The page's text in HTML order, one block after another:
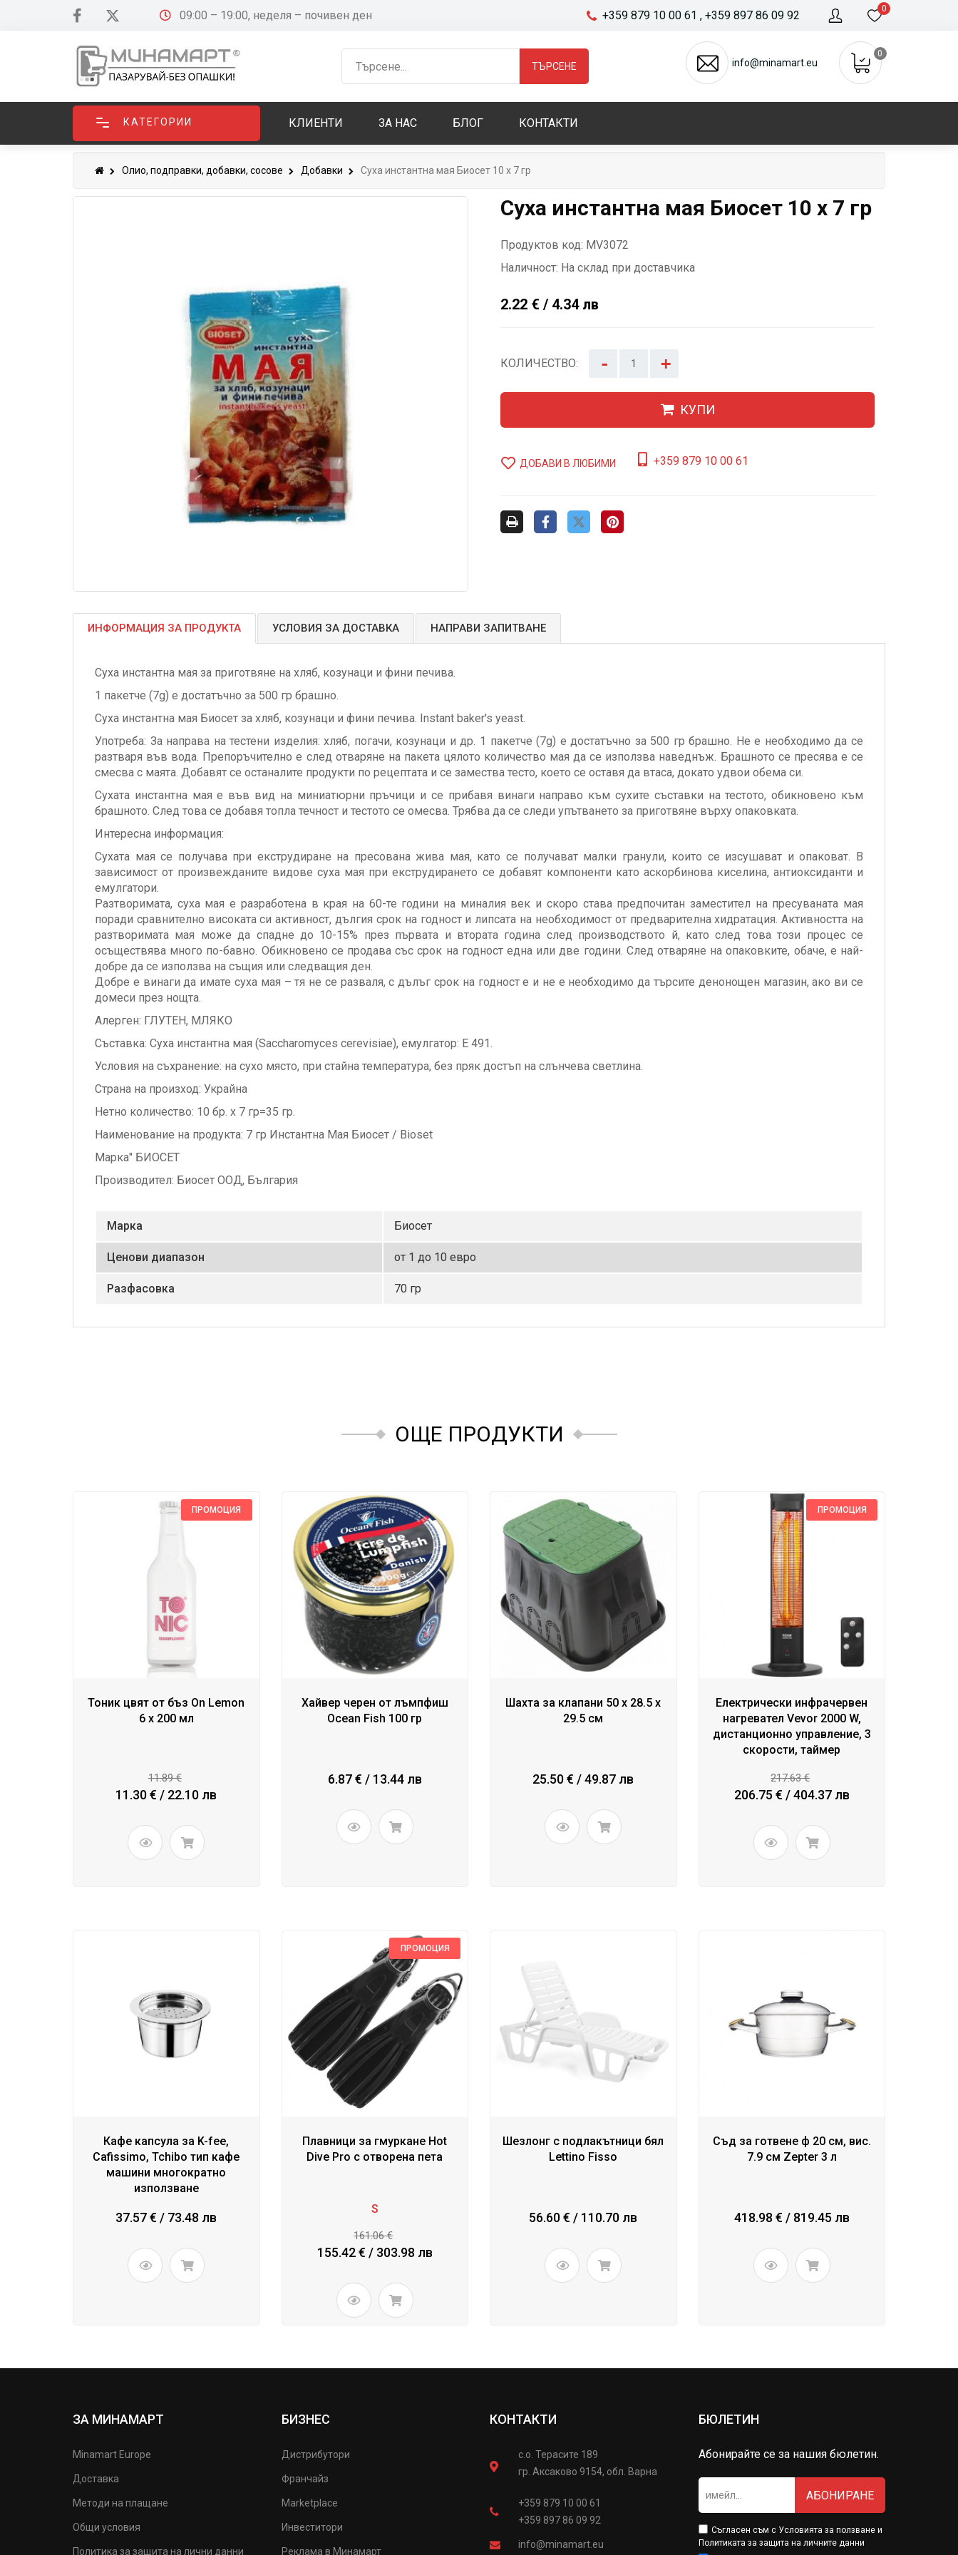
09:00 – 19:00, неделя – почивен ден 0
+359 879 10 00 61 , +359 897 86 09 92
ТЪРСЕНЕ info@minamart.eu
0
КАТЕГОРИИ КЛИЕНТИ ЗА НАС БЛОГ КОНТАКТИ
Олио, подправки, добавки, сосове Добавки Суха инстантна мая Биосет 10 x 7 гр
Суха инстантна мая Биосет 10 x 7 гр
Продуктов код: MV3072
Наличност: На склад при доставчика
2.22 € / 4.34 лв
КОЛИЧЕСТВО: - +
КУПИ
ДОБАВИ В ЛЮБИМИ +359 879 10 00 61
ИНФОРМАЦИЯ ЗА ПРОДУКТА УСЛОВИЯ ЗА ДОСТАВКА НАПРАВИ ЗАПИТВАНЕ
Суха инстантна мая за приготвяне на хляб, козунаци и фини печива.
1 пакетче (7g) е достатъчно за 500 гр брашно.
Суха инстантна мая Биосет за хляб, козунаци и фини печива. Instant baker's yeast.
Употреба: За направа на тестени изделия: хляб, погачи, козунаци и др. 1 пакетче (7g) е достатъчно за 500 гр брашно. Не е необходимо да се
разтваря във вода. Препоръчително е след отваряне на пакета цялото количество мая да се използва наведнъж. Брашното се пресява е се
смесва с маята. Добавят се останалите продукти по рецептата и се замества тесто, което се оставя да втаса, докато удвои обема си.
Сухата инстантна мая е във вид на миниатюрни пръчици и се прибавя винаги направо към сухите съставки на тестото, обикновено към
брашното. След това се добавя топла течност и тестото се омесва. Трябва да се следи упътването за приготвяне върху опаковката.
Интересна информация:
Сухата мая се получава при екструдиране на пресована жива мая, като се получават малки гранули, които се изсушават и опаковат. В
зависимост от произвежданите видове суха мая при екструдирането се добавят компоненти като аскорбинова киселина, антиоксиданти и
емулгатори.
Разтворимата, суха мая е разработена в края на 60-те години на миналия век и скоро става предпочитан заместител на пресуваната мая
поради сравнително високата си активност, дългия срок на годност и липсата на необходимост от предварителна хидратация. Активността на
разтворимата мая може да спадне до 10-15% през първата и втората година след производството й, като след това този процес се
осъществява много по-бавно. Обикновено се продава със срок на годност една или две години. След отваряне на опаковките, обаче, е най-
добре да се използва на същия или следващия ден.
Добре е винаги да имате суха мая – тя не се разваля, с дълъг срок на годност е и не е необходимо да търсите денонощен магазин, ако ви се
домеси през нощта.
Алерген: ГЛУТЕН, МЛЯКО
Съставка: Суха инстантна мая (Saccharomyces cerevisiae), емулгатор: Е 491.
Условия на съхранение: на сухо място, при стайна температура, без пряк достъп на слънчева светлина.
Страна на произход: Украйна
Нетно количество: 10 бр. х 7 гр=35 гр.
Наименование на продукта: 7 гр Инстантна Мая Биосет / Bioset
Марка" БИОСЕТ
Производител: Биосет ООД, България
Маркa Биосет
Ценови диапазон от 1 до 10 евро
Разфасовка 70 гр
ОЩЕ ПРОДУКТИ
ПРОМОЦИЯ
Тоник цвят от бъз On Lemon
6 x 200 мл
11.89 €
11.30 € / 22.10 лв
Хайвер черен от лъмпфиш
Ocean Fish 100 гр
6.87 € / 13.44 лв
Шахта за клапани 50 x 28.5 x
29.5 см
25.50 € / 49.87 лв
ПРОМОЦИЯ
Eлектрически инфрачервен
нагревател Vevor 2000 W,
дистанционно управление, 3
скорости, таймер
217.63 €
206.75 € / 404.37 лв
Кафе капсула за K-fee,
Cafissimo, Tchibo тип кафе
машини многократно
използване
37.57 € / 73.48 лв
ПРОМОЦИЯ
Плавници за гмуркане Hot
Dive Pro с отворена пета
S
161.06 €
155.42 € / 303.98 лв
Шезлонг с подлакътници бял
Lettino Fisso
56.60 € / 110.70 лв
Съд за готвене ф 20 см, вис.
7.9 см Zepter 3 л
418.98 € / 819.45 лв
ЗА МИНАМАРТ
Minamart Europe
Доставка
Методи на плащане
Общи условия
Политика за защита на лични данни
БИЗНЕС
Дистрибутори
Франчайз
Marketplace
Инвеститори
Реклама в Минамарт
КОНТАКТИ
с.о. Терасите 189
гр. Аксаково 9154, обл. Варна
+359 879 10 00 61
+359 897 86 09 92
info@minamart.eu
БЮЛЕТИН
Абонирайте се за нашия бюлетин.
АБОНИРАНЕ
Съгласен съм с Условията за ползванеи
Политиката за защита на личните данни